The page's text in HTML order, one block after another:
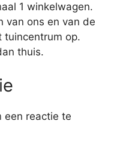
1 winkelwagen.
van ons en van de
tuincentrum op.
thuis.
een reactie te